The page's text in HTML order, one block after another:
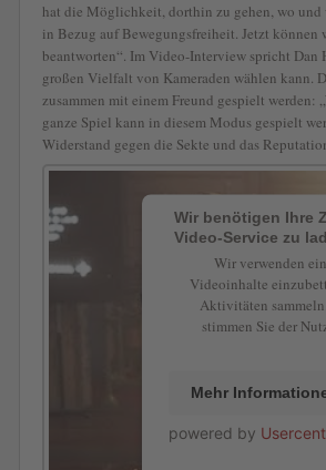
hat die Möglichkeit, dorthin zu gehen, wo
in Bezug auf Bewegungsfreiheit. Jetzt können
beantworten“. Im Video-Interview spricht Dan
großen Vielfalt von Kameraden wählen kann.
zusammen mit einem Freund gespielt werden:
ganze Spiel kann in diesem Modus gespielt
Widerstand gegen die Sekte und das
Wir benötigen Ihre
Video-Service zu
Wir verwenden
Videoinhalte
Aktivitäten
stimmen Sie der
Mehr
powered by